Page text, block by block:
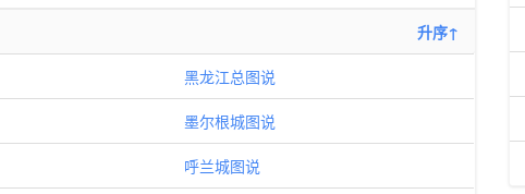
升序↑
黑龙江总图说
墨尔根城图说
呼兰城图说